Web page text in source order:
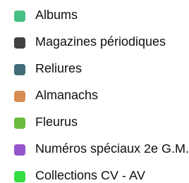
Albums
Magazines périodiques
Reliures
Almanachs
Fleurus
Numéros spéciaux 2e G.M.
Collections CV - AV